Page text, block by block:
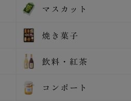
マスカット
焼き菓子
飲料・紅茶
コンポート